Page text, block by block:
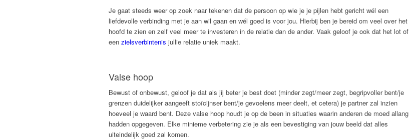
Je gaat steeds weer op zoek naar tekenen dat de persoon op wie je je pijlen hebt gericht wél een
liefdevolle verbinding met je aan wil gaan en wél goed is voor jou. Hierbij ben je bereid om veel over het
hoofd te zien en zelf veel meer te investeren in de relatie dan de ander. Vaak geloof je ook dat het lot of
een zielsverbintenis jullie relatie uniek maakt.
Valse hoop
Bewust of onbewust, geloof je dat als jij beter je best doet (minder zegt/meer zegt, begripvoller bent/je
grenzen duidelijker aangeeft stoïcijnser bent/je gevoelens meer deelt, et cetera) je partner zal inzien
hoeveel je waard bent. Deze valse hoop houdt je op de been in situaties waarin anderen de moed allang
hadden opgegeven. Elke minieme verbetering zie je als een bevestiging van jouw beeld dat alles
uiteindelijk goed zal komen.